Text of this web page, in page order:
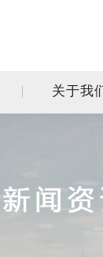
关于我们